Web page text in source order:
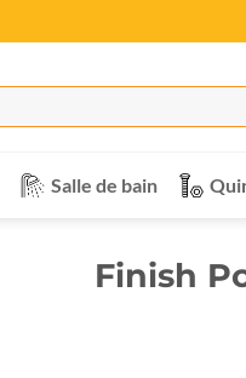
Salle de bain
Finish